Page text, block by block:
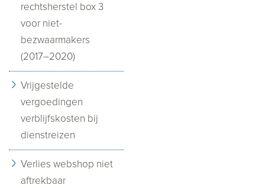
rechtsherstel box 3
voor niet-
bezwaarmakers
(2017–2020)
Vrijgestelde
vergoedingen
verblijfskosten bij
dienstreizen
Verlies webshop niet
aftrekbaar